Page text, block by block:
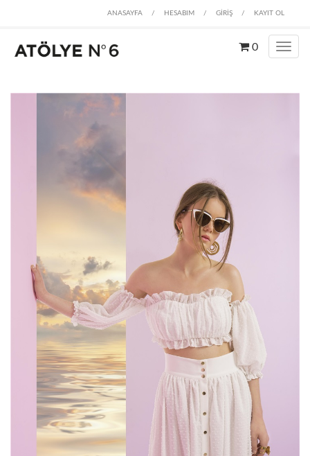
ANASAYFA / HESABIM / GİRİŞ / KAYIT OL
0